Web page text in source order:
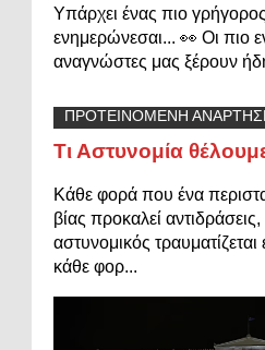
Υπάρχει ένας πιο
ενημερώνεσαι... 👀 Οι πιο
αναγνώστες μας ξέρουν
ΠΡΟΤΕΙΝΟΜΕΝΗ
Τι Αστυνομία
Κάθε φορά που ένα
βίας προκαλεί
αστυνομικός
κάθε φορ...